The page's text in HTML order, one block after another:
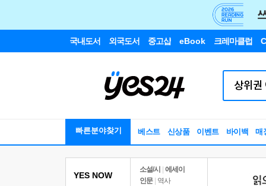
국내도서 외국도서 중고샵 eBook 크레마클럽
빠른분야찾기 베스트 신상품 이벤트 바이백 매
YES NOW
소설/시
에세이
인문
역사